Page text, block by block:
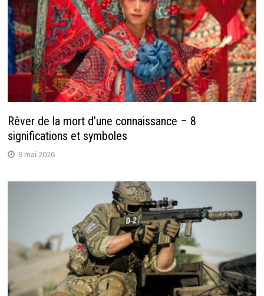
Rêver de la mort d’une connaissance – 8
significations et symboles
9 mai 2026